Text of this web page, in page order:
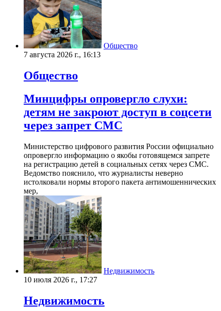
Общество
7 августа 2026 г., 16:13
Общество
Минцифры опровергло слухи:
детям не закроют доступ в соцсети
через запрет СМС
Министерство цифрового развития России официально
опровергло информацию о якобы готовящемся запрете
на регистрацию детей в социальных сетях через СМС.
Ведомство пояснило, что журналисты неверно
истолковали нормы второго пакета антимошеннических
мер,
Недвижимость
10 июля 2026 г., 17:27
Недвижимость